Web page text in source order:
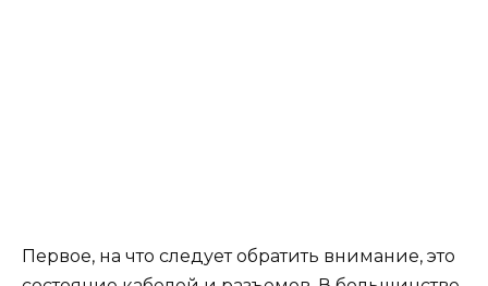
Первое, на что следует обратить внимание, это